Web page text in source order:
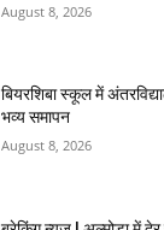
August 8, 2026
बियरशिबा स्कूल में
भव्य समापन
August 8, 2026